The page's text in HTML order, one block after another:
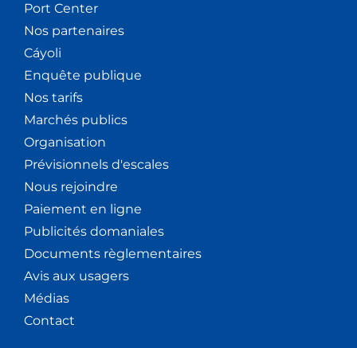
Port Center
Nos partenaires
Cáyoli
Enquête publique
Nos tarifs
Marchés publics
Organisation
Prévisionnels d'escales
Nous rejoindre
Paiement en ligne
Publicités domaniales
Documents règlementaires
Avis aux usagers
Médias
Contact